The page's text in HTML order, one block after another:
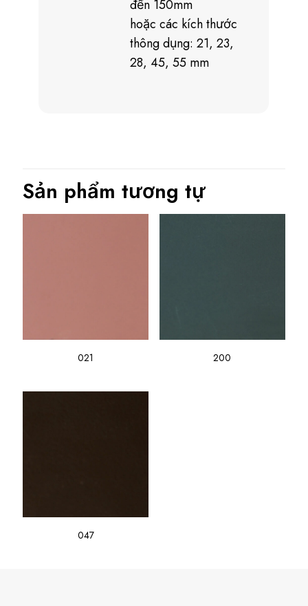
đến 150mm
hoặc các kích thước
thông dụng: 21, 23,
28, 45, 55 mm
Sản phẩm tương tự
021 200
047